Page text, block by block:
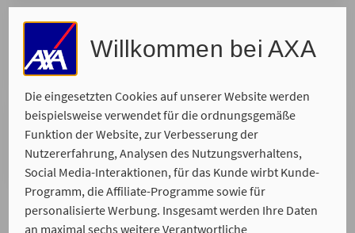
Willkommen bei AXA
Die eingesetzten Cookies auf unserer Website werden
beispielsweise verwendet für die ordnungsgemäße
Funktion der Website, zur Verbesserung der
Nutzererfahrung, Analysen des Nutzungsverhaltens,
Social Media-Interaktionen, für das Kunde wirbt Kunde-
Programm, die Affiliate-Programme sowie für
personalisierte Werbung. Insgesamt werden Ihre Daten
an maximal sechs weitere Verantwortliche
Ort Ihrer Wahl
Wir kommen zu Ihnen und nehmen uns Zeit für Ihr
Telefonisch
Wir rufen Sie zurück. Bitte suchen Sie sich Ihren
Wunschtermin aus, zu dem wir Sie erreichen.